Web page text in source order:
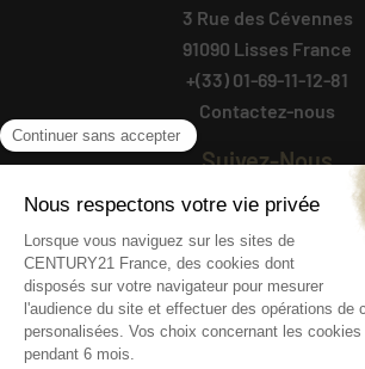
3 Rue des Cévennes
91090 Lisses France
+(33) 01-69-11-12-81
Contactez-nous
Suivez-Nous